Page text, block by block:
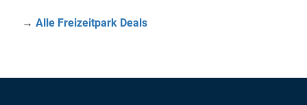
→ Alle Freizeitpark Deals